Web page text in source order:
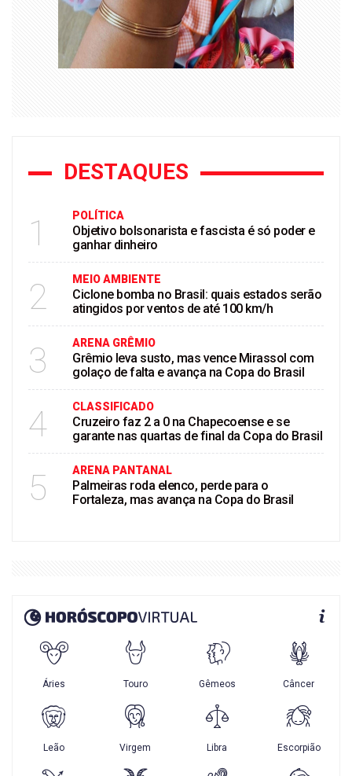
DESTAQUES
1 POLÍTICA
Objetivo bolsonarista e fascista é só poder e
ganhar dinheiro
2 MEIO AMBIENTE
Ciclone bomba no Brasil: quais estados serão
atingidos por ventos de até 100 km/h
3 ARENA GRÊMIO
Grêmio leva susto, mas vence Mirassol com
golaço de falta e avança na Copa do Brasil
4 CLASSIFICADO
Cruzeiro faz 2 a 0 na Chapecoense e se
garante nas quartas de final da Copa do Brasil
5 ARENA PANTANAL
Palmeiras roda elenco, perde para o
Fortaleza, mas avança na Copa do Brasil